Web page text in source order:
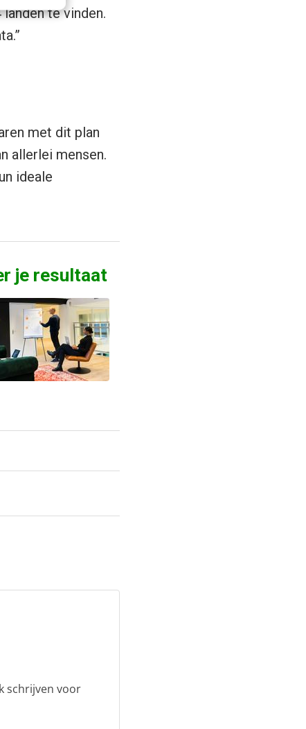
te vinden.
met dit plan
allerlei mensen.
ideale
je resultaat
schrijven voor